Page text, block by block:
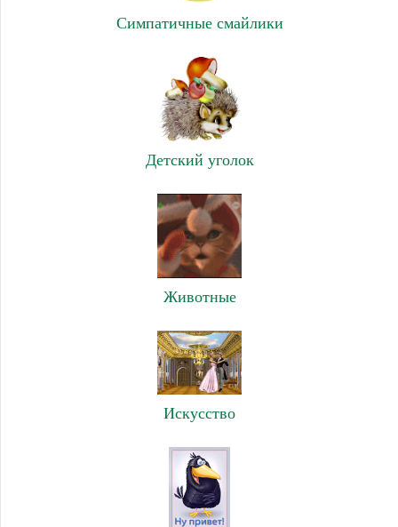
Симпатичные смайлики
Детский уголок
Животные
Искусство